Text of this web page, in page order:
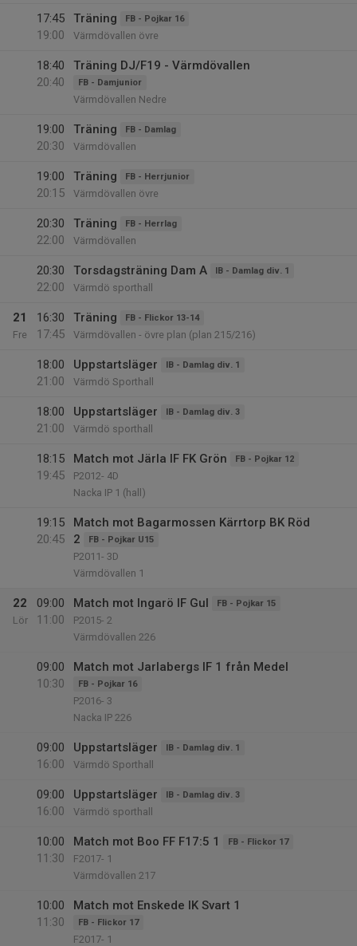
17:45
19:00
Träning FB - Pojkar 16
Värmdövallen övre
18:40
20:40
Träning DJ/F19 - Värmdövallen
FB - Damjunior
Värmdövallen Nedre
19:00
20:30
Träning FB - Damlag
Värmdövallen
19:00
20:15
Träning FB - Herrjunior
Värmdövallen övre
20:30
22:00
Träning FB - Herrlag
Värmdövallen
20:30
22:00
Torsdagsträning Dam A IB - Damlag div. 1
Värmdö sporthall
21
Fre
16:30
17:45
Träning FB - Flickor 13-14
Värmdövallen - övre plan (plan 215/216)
18:00
21:00
Uppstartsläger IB - Damlag div. 1
Värmdö Sporthall
18:00
21:00
Uppstartsläger IB - Damlag div. 3
Värmdö sporthall
18:15
19:45
Match mot Järla IF FK Grön FB - Pojkar 12
P2012- 4D
Nacka IP 1 (hall)
19:15
20:45
Match mot Bagarmossen Kärrtorp BK Röd
2
FB - Pojkar U15
P2011- 3D
Värmdövallen 1
22
Lör
09:00
11:00
Match mot Ingarö IF Gul FB - Pojkar 15
P2015- 2
Värmdövallen 226
09:00
10:30
Match mot Jarlabergs IF 1 från Medel
FB - Pojkar 16
P2016- 3
Nacka IP 226
09:00
16:00
Uppstartsläger IB - Damlag div. 1
Värmdö Sporthall
09:00
16:00
Uppstartsläger IB - Damlag div. 3
Värmdö sporthall
10:00
11:30
Match mot Boo FF F17:5 1 FB - Flickor 17
F2017- 1
Värmdövallen 217
10:00
11:30
Match mot Enskede IK Svart 1
FB - Flickor 17
F2017- 1